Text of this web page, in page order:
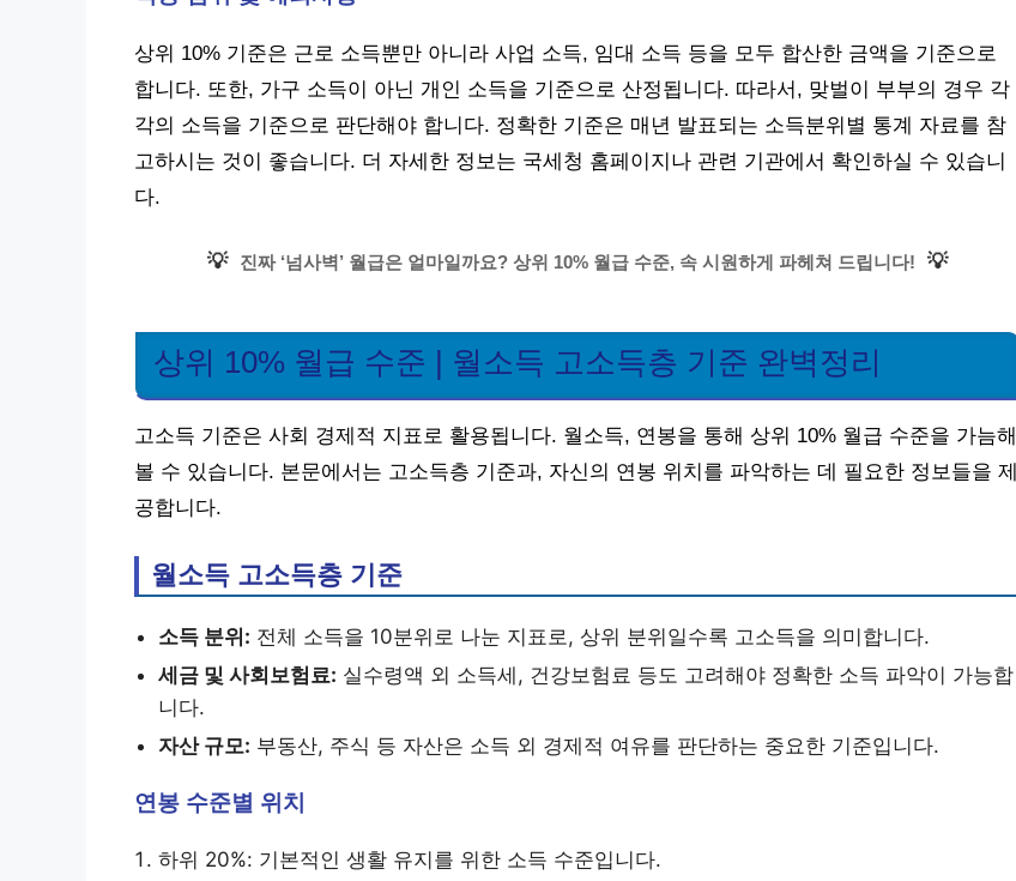
상위 10% 기준은 근로 소득뿐만 아니라 사업 소득, 임대 소득 등을 모두 합산한 금액을 기준으로
합니다. 또한, 가구 소득이 아닌 개인 소득을 기준으로 산정됩니다. 따라서, 맞벌이 부부의 경우 각
각의 소득을 기준으로 판단해야 합니다. 정확한 기준은 매년 발표되는 소득분위별 통계 자료를 참
고하시는 것이 좋습니다. 더 자세한 정보는 국세청 홈페이지나 관련 기관에서 확인하실 수 있습니
다.
💡 진짜 ‘넘사벽’ 월급은 얼마일까요? 상위 10% 월급 수준, 속 시원하게 파헤쳐 드립니다! 💡
상위 10% 월급 수준 | 월소득 고소득층 기준 완벽정리
고소득 기준은 사회 경제적 지표로 활용됩니다. 월소득, 연봉을 통해 상위 10% 월급 수준을 가늠해
볼 수 있습니다. 본문에서는 고소득층 기준과, 자신의 연봉 위치를 파악하는 데 필요한 정보들을 제
공합니다.
월소득 고소득층 기준
소득 분위: 전체 소득을 10분위로 나눈 지표로, 상위 분위일수록 고소득을 의미합니다.
세금 및 사회보험료: 실수령액 외 소득세, 건강보험료 등도 고려해야 정확한 소득 파악이 가능합
니다.
자산 규모: 부동산, 주식 등 자산은 소득 외 경제적 여유를 판단하는 중요한 기준입니다.
연봉 수준별 위치
하위 20%: 기본적인 생활 유지를 위한 소득 수준입니다.